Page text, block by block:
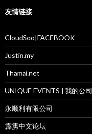
友情链接
CloudSoo|FACEBOOK
Justin.my
Thamai.net
UNIQUE EVENTS | 我的公司
永顺利有限公司
霹雳中文论坛